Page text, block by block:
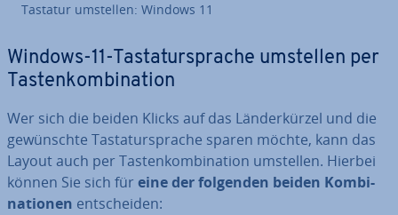
Tastatur umstellen: Windows 11
Windows-11-Tas­ta­tur­spra­che umstellen per
Tas­ten­kom­bi­na­ti­on
Wer sich die beiden Klicks auf das Län­der­kür­zel und die
ge­wünsch­te Tas­ta­tur­spra­che sparen möchte, kann das
Layout auch per Tas­ten­kom­bi­na­ti­on umstellen. Hierbei
können Sie sich für eine der folgenden beiden Kom­bi­
na­tio­nen ent­schei­den: